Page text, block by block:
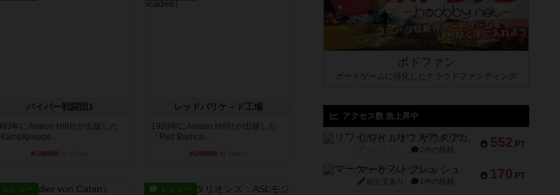
パイパー戦闘団1
年にAvalon Hill社が出版した
Kampfgruppe...
約2時間前
レッドバリケ－ド工場
1989年にAvalon Hill社が出版した
『Red Barrica...
約3時間前
レビュー レビュー
ボドファン
ボードゲームに特化したクラウドファンディング
アクセス数 急上昇中
552 PT
リワイルド：サウスアメリカ
2件の投稿
170 PT
マーケットフレッシュ
紹介文あり 1件の投稿